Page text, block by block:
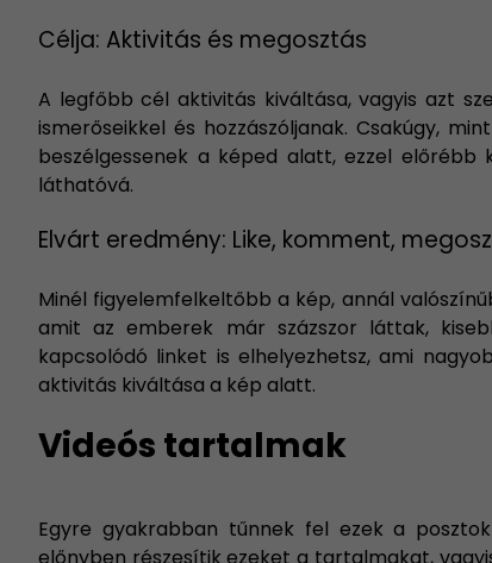
Célja: Aktivitás és megosztás
A legfőbb cél aktivitás kiváltása, vagyis azt
ismerőseikkel és hozzászóljanak. Csakúgy,
beszélgessenek a képed alatt, ezzel
láthatóvá.
Elvárt eredmény: Like, komment,
Minél figyelemfelkeltőbb a kép, annál
amit az emberek már százszor láttak,
kapcsolódó linket is elhelyezhetsz, ami
aktivitás kiváltása a kép alatt.
Videós tartalmak
Egyre gyakrabban tűnnek fel ezek a
előnyben részesítik ezeket a tartalmakat,